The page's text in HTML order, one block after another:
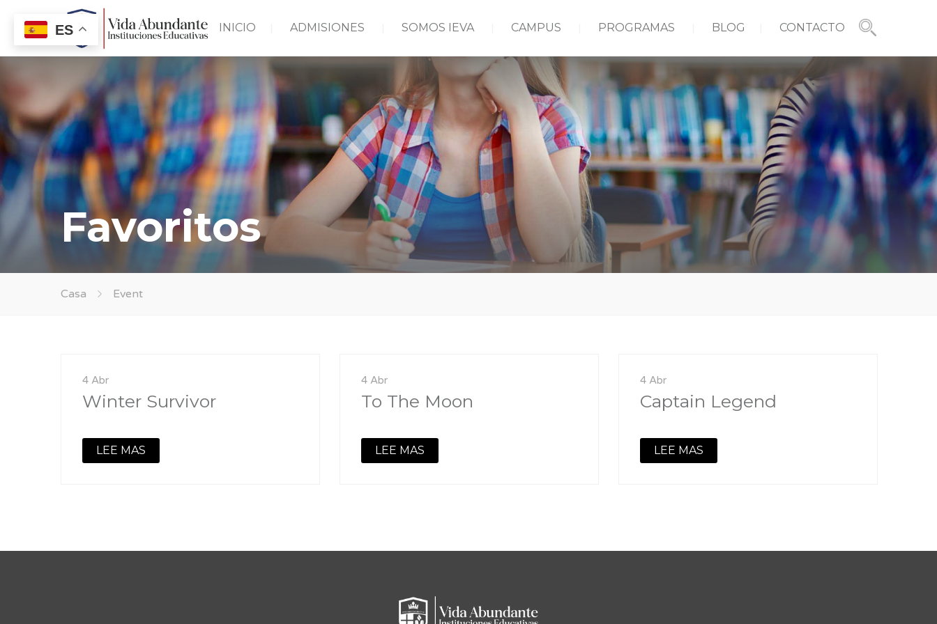
INICIO ADMISIONES SOMOS IEVA CAMPUS PROGRAMAS BLOG CONTACTO
Favoritos
Casa Event
4 Abr
Winter Survivor
LEE MAS
4 Abr
To The Moon
LEE MAS
4 Abr
Captain Legend
LEE MAS
ES